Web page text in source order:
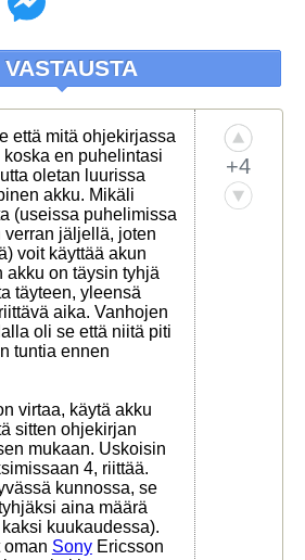
VASTAUSTA
että mitä ohjekirjassa
en puhelintasi
oletan luurissa
akku. Mikäli
(useissa puhelimissa
jäljellä, joten
voit käyttää akun
akku on täysin tyhjä
täyteen, yleensä
aika. Vanhojen
oli se että niitä piti
tuntia ennen
virtaa, käytä akku
sitten ohjekirjan
mukaan. Uskoisin
4, riittää.
kunnossa, se
aina määrä
kuukaudessa).
oman SonyEricsson
+4